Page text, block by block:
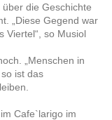
die Geschichte
„Diese Gegend war
Viertel“, so Musiol
„Menschen in
ist das
Cafe`larigo im